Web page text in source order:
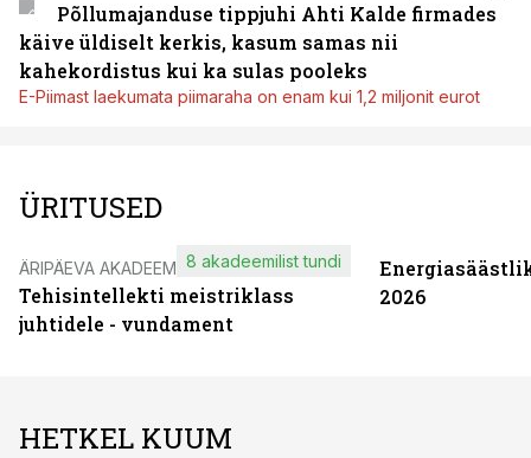
Põllumajanduse tippjuhi Ahti Kalde firmades
käive üldiselt kerkis, kasum samas nii
kahekordistus kui ka sulas pooleks
E-Piimast laekumata piimaraha on enam kui 1,2 miljonit eurot
ÜRITUSED
ÄRIPÄEVA AKADEEMIA
Tehisintellekti meistriklass
juhtidele - vundament
8 akadeemilist tundi
2026
HETKEL KUUM